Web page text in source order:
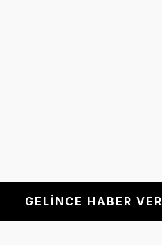
GELİNCE HABER VER